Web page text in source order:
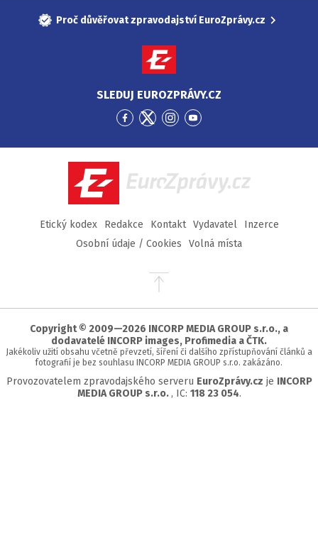
Proč důvěřovat zpravodajství EuroZprávy.cz
SLEDUJ EUROZPRÁVY.CZ
Přejít
Facebook
Přejít
Twitter
Přejít
Instagram
Přejít
YouTube
EuroZprávy.cz
Etický kodex Redakce Kontakt Vydavatel
Inzerce
Osobní údaje / Cookies
Volná místa
Přejít
stránky
Copyright © 2009—2026 INCORP MEDIA GROUP s.r.o., a
dodavatelé INCORP images, Profimedia a ČTK.
Jakékoliv užití obsahu včetně převzetí, šíření či dalšího zpřístupňování článků a
fotografií je bez souhlasu INCORP MEDIA GROUP s.r.o. zakázáno.
Provozovatelem zpravodajského serveru EuroZprávy.cz je INCORP
MEDIA GROUP s.r.o. , IC: 118 23 054.